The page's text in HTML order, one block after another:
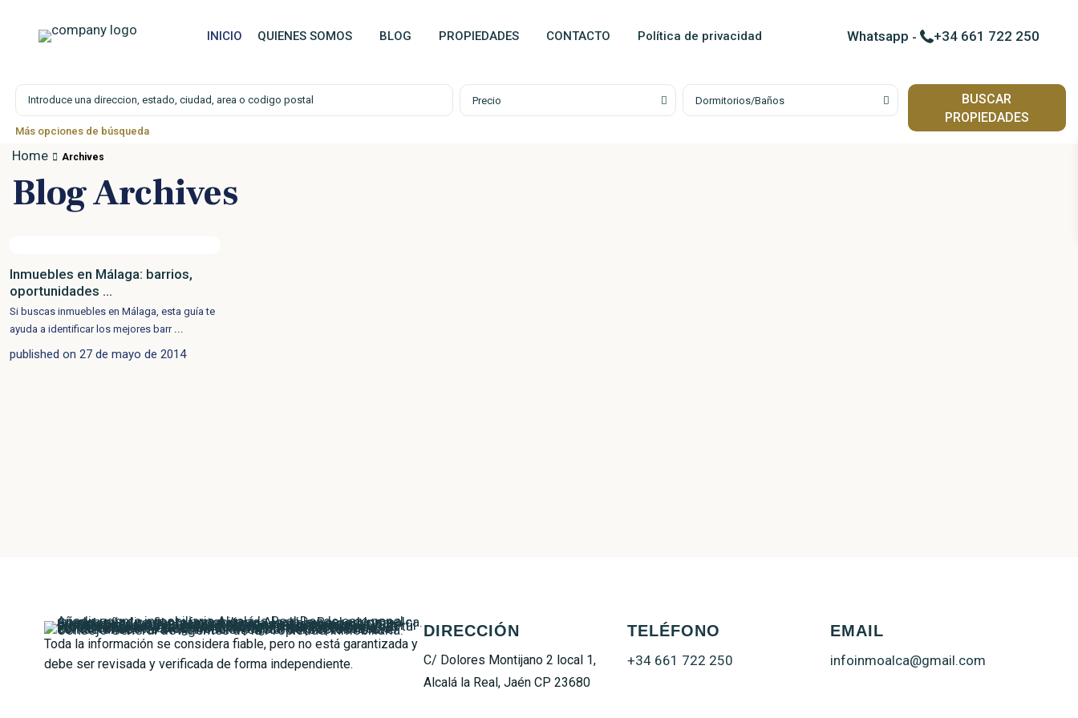
INICIO QUIENES SOMOS BLOG PROPIEDADES CONTACTO Política de privacidad Whatsapp Contactar por WhatsApp
- +34 661 722 250
Precio Dormitorios/Baños
Más opciones de búsqueda
BUSCAR
PROPIEDADES
Home Archives
Blog Archives
Inmuebles en Málaga: barrios,
oportunidades ...
Si buscas inmuebles en Málaga, esta guía te
ayuda a identificar los mejores barr ...
published on 27 de mayo de 2014
Toda la información se considera fiable, pero no está garantizada y
debe ser revisada y verificada de forma independiente.
DIRECCIÓN
C/ Dolores Montijano 2 local 1,
Alcalá la Real, Jaén CP 23680
TELÉFONO
+34 661 722 250
EMAIL
infoinmoalca@gmail.com